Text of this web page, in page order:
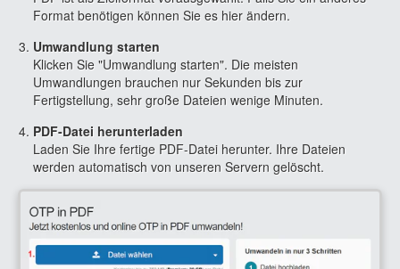
Format benötigen können Sie es hier ändern.
Umwandlung starten
Klicken Sie "Umwandlung starten". Die meisten
Umwandlungen brauchen nur Sekunden bis zur
Fertigstellung, sehr große Dateien wenige Minuten.
PDF-Datei herunterladen
Laden Sie Ihre fertige PDF-Datei herunter. Ihre Dateien
werden automatisch von unseren Servern gelöscht.